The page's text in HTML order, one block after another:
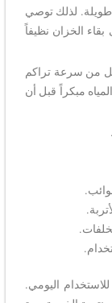
طويلة. لذلك توصي
الخزان نظيفاً
من سرعة تراكم
مبكراً قبل أن
اليومي.